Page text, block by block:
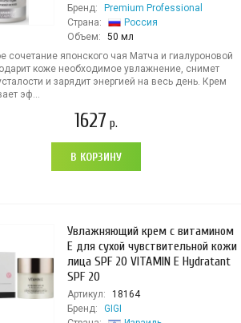
Бренд:
Premium Professional
Страна:
Россия
Объем:
50 мл
сочетание японского чая Матча и гиалуроновой
коже необходимое увлажнение, снимет
и зарядит энергией на весь день. Крем
эф...
1627 р.
В КОРЗИНУ
Увлажняющий крем с витамином
Е для сухой чувствительной кожи
лица SPF 20 VITAMIN E Hydratant
SPF 20
Артикул:
18164
Бренд:
GIGI